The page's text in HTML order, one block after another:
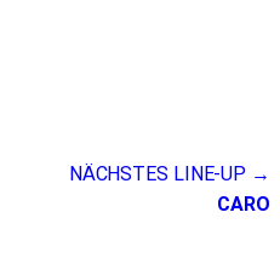
NÄCHSTES LINE-UP →
CARO